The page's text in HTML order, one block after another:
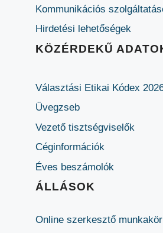
Kommunikációs
Hirdetési lehetőségek
KÖZÉRDEKŰ
Választási Etikai Kódex
Üvegzseb
Vezető tisztségviselők
Céginformációk
Éves beszámolók
ÁLLÁSOK
Online szerkesztő munkakör